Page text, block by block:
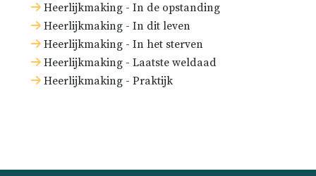
Heerlijkmaking - In de opstanding
Heerlijkmaking - In dit leven
Heerlijkmaking - In het sterven
Heerlijkmaking - Laatste weldaad
Heerlijkmaking - Praktijk